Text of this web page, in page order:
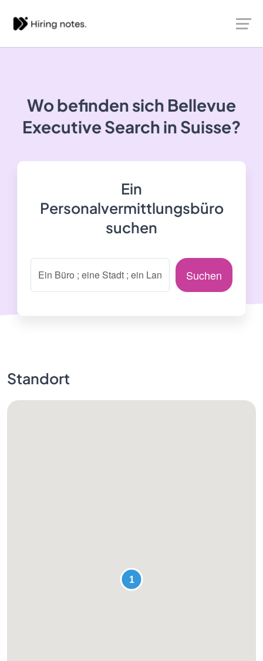
Wo befinden sich Bellevue
Executive Search in Suisse?
Ein
Personalvermittlungsbüro
suchen
Suchen
Standort